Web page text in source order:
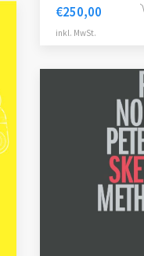
€250,00
inkl. MwSt.